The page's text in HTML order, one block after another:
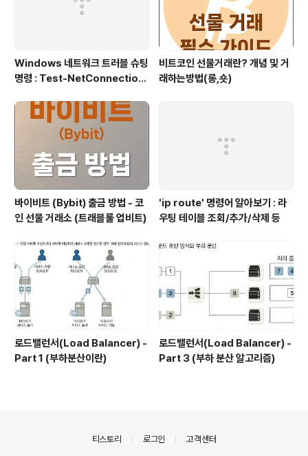
Windows 네트워크 트러블 슈팅
명령 : Test-NetConnection
비트코인 선물거래란? 개념 및 거
래하는방법(롱,숏)
바이비트 (Bybit) 출금 방법 - 코
인 선물 거래소 (트래블룰 업비트)
'ip route' 명령어 알아보기 : 라
우팅 테이블 조회/추가/삭제 등
로드밸런서(Load Balancer) -
Part 1 (부하분산이란)
로드밸런서(Load Balancer) -
Part 3 (부하 분산 알고리즘)
티스토리 로그인 고객센터